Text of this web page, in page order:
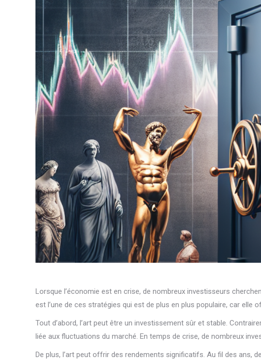
Lorsque l’économie est en crise, de nombreux investisseurs
est l’une de ces stratégies qui est de plus en plus populaire, car
Tout d’abord, l’art peut être un investissement sûr et stable.
liée aux fluctuations du marché. En temps de crise, de nombreux
De plus, l’art peut offrir des rendements significatifs. Au fil des ans,